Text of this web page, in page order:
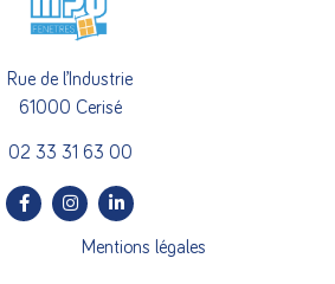
Rue de l’Industrie
61000 Cerisé
02 33 31 63 00
Mentions légales